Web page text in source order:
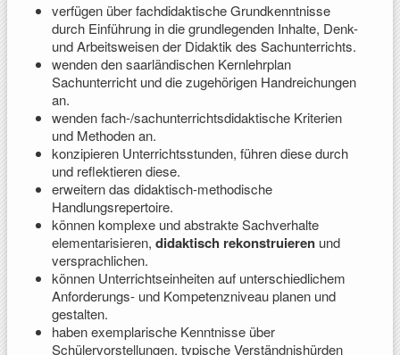
verfügen über fachdidaktische Grundkenntnisse
durch Einführung in die grundlegenden Inhalte, Denk-
und Arbeitsweisen der Didaktik des Sachunterrichts.
wenden den saarländischen Kernlehrplan
Sachunterricht und die zugehörigen Handreichungen
an.
wenden fach-/sachunterrichtsdidaktische Kriterien
und Methoden an.
konzipieren Unterrichtsstunden, führen diese durch
und reflektieren diese.
erweitern das didaktisch-methodische
Handlungsrepertoire.
können komplexe und abstrakte Sachverhalte
elementarisieren, didaktisch rekonstruieren und
versprachlichen.
können Unterrichtseinheiten auf unterschiedlichem
Anforderungs- und Kompetenzniveau planen und
gestalten.
haben exemplarische Kenntnisse über
Schülervorstellungen, typische Verständnishürden